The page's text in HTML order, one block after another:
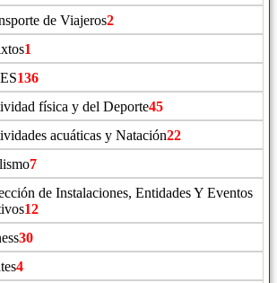
de Viajeros2
1
136
física y del Deporte45
acuáticas y Natación22
7
de Instalaciones, Entidades Y Eventos
12
30
4